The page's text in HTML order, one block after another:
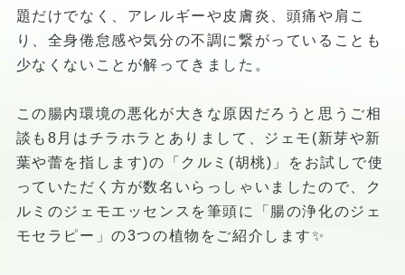
題だけでなく、アレルギーや皮膚炎、頭痛や肩こ
り、全身倦怠感や気分の不調に繋がっていることも
少なくないことが解ってきました。
この腸内環境の悪化が大きな原因だろうと思うご相
談も8月はチラホラとありまして、ジェモ(新芽や新
葉や蕾を指します)の「クルミ(胡桃)」をお試しで使
っていただく方が数名いらっしゃいましたので、ク
ルミのジェモエッセンスを筆頭に「腸の浄化のジェ
モセラピー」の3つの植物をご紹介します✨